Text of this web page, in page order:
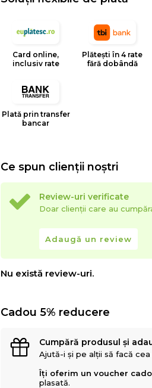
- Culorile prezentate pot avea
procesului de imprimare.
este un brand spaniol de
huselor pentru mobilier.
determina stilul si traiectoria Eysa
Card online,
inclusiv rate
Plătești în 4 rate
fără dobândă
Plată prin transfer
bancar
Ce spun clienții noștri
Review-uri verificate
Doar clienții care au
Adaugă un review
Nu există review-uri.
Cadou 5% reducere
Cumpără produsul și
Ajută-i și pe alții să facă
Îți oferim un voucher
plasată.